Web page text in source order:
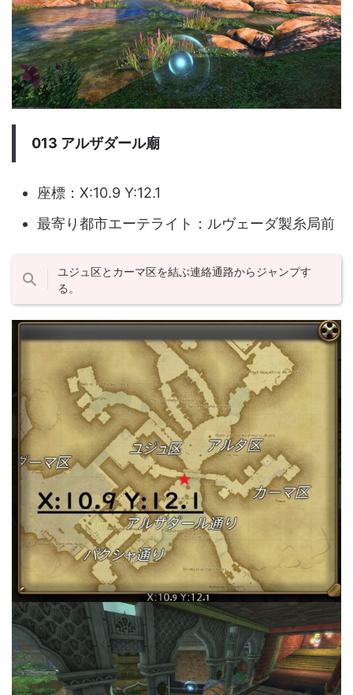
013 アルザダール廟
座標：X:10.9 Y:12.1
最寄り都市エーテライト：ルヴェーダ製糸局前
ユジュ区とカーマ区を結ぶ連絡通路からジャンプす
る。